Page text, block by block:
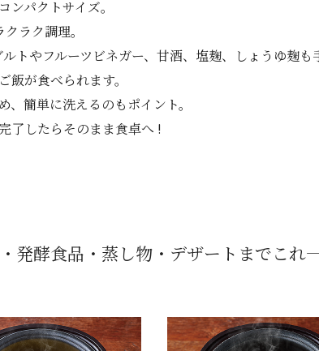
パクトサイズ。
ラク調理。
やフルーツビネガー、甘酒、塩麹、しょうゆ麹も
飯が食べられます。
簡単に洗えるのもポイント。
了したらそのまま食卓へ !
発酵食品・蒸し物・デザートまでこれ